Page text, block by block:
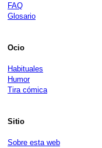
FAQ
Glosario
Ocio
Habituales
Humor
Tira cómica
Sitio
Sobre esta web